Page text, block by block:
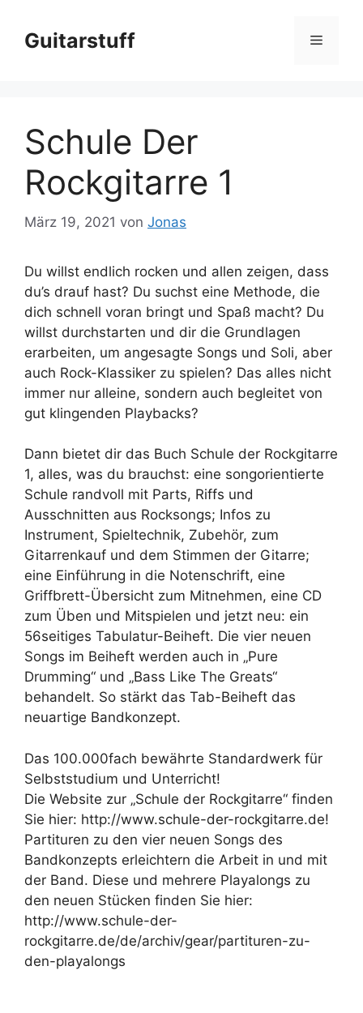
Inhalt
springen
Guitarstuff Menü
Schule Der
Rockgitarre 1
März 19, 2021 von Jonas
Du willst endlich rocken und allen zeigen, dass
du’s drauf hast? Du suchst eine Methode, die
dich schnell voran bringt und Spaß macht? Du
willst durchstarten und dir die Grundlagen
erarbeiten, um angesagte Songs und Soli, aber
auch Rock-Klassiker zu spielen? Das alles nicht
immer nur alleine, sondern auch begleitet von
gut klingenden Playbacks?
Dann bietet dir das Buch Schule der Rockgitarre
1, alles, was du brauchst: eine songorientierte
Schule randvoll mit Parts, Riffs und
Ausschnitten aus Rocksongs; Infos zu
Instrument, Spieltechnik, Zubehör, zum
Gitarrenkauf und dem Stimmen der Gitarre;
eine Einführung in die Notenschrift, eine
Griffbrett-Übersicht zum Mitnehmen, eine CD
zum Üben und Mitspielen und jetzt neu: ein
56seitiges Tabulatur-Beiheft. Die vier neuen
Songs im Beiheft werden auch in „Pure
Drumming“ und „Bass Like The Greats“
behandelt. So stärkt das Tab-Beiheft das
neuartige Bandkonzept.
Das 100.000fach bewährte Standardwerk für
Selbststudium und Unterricht!
Die Website zur „Schule der Rockgitarre“ finden
Sie hier: http://www.schule-der-rockgitarre.de!
Partituren zu den vier neuen Songs des
Bandkonzepts erleichtern die Arbeit in und mit
der Band. Diese und mehrere Playalongs zu
den neuen Stücken finden Sie hier:
http://www.schule-der-
rockgitarre.de/de/archiv/gear/partituren-zu-
den-playalongs